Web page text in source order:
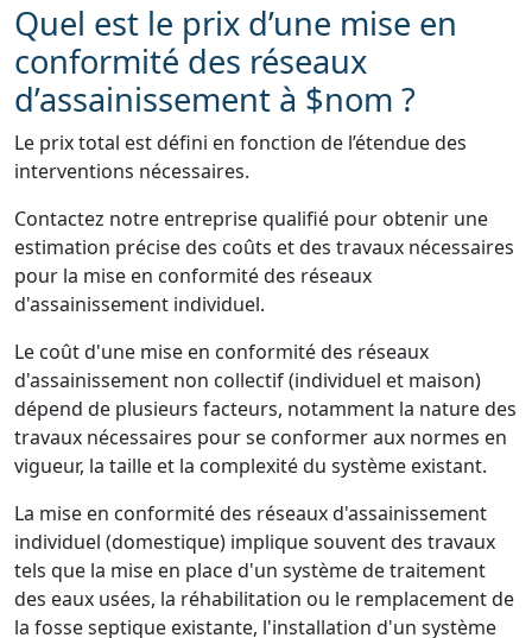
Quel est le prix d’une mise en
conformité des réseaux
d’assainissement à $nom ?
Le prix total est défini en fonction de l’étendue des
interventions nécessaires.
Contactez notre entreprise qualifié pour obtenir une
estimation précise des coûts et des travaux nécessaires
pour la mise en conformité des réseaux
d'assainissement individuel.
Le coût d'une mise en conformité des réseaux
d'assainissement non collectif (individuel et maison)
dépend de plusieurs facteurs, notamment la nature des
travaux nécessaires pour se conformer aux normes en
vigueur, la taille et la complexité du système existant.
La mise en conformité des réseaux d'assainissement
individuel (domestique) implique souvent des travaux
tels que la mise en place d'un système de traitement
des eaux usées, la réhabilitation ou le remplacement de
la fosse septique existante, l'installation d'un système